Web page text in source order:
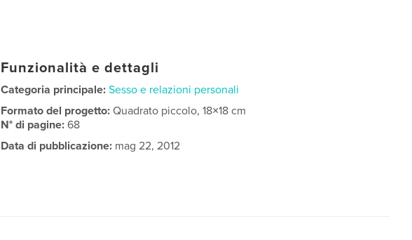
Funzionalità e dettagli
Categoria principale: Sesso e relazioni personali
Formato del progetto:Quadrato piccolo, 18×18 cm
N° di pagine:68
Data di pubblicazione: mag 22, 2012